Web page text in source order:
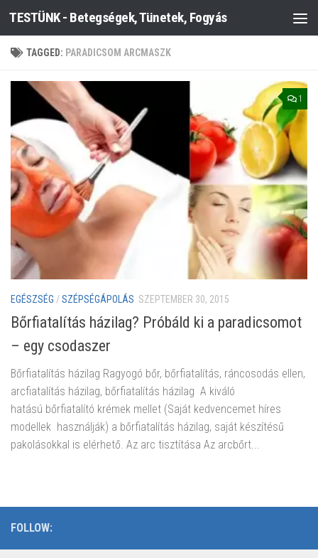
Skip to content
TESTÜNK - Betegségek, Tünetek, Fogyás
TAGGED: PARADICSOM ARCMASZK
1
EGÉSZSÉG /SZÉPSÉGÁPOLÁS SZEPTEMBER 30, 2015
Bőrfiatalítás házilag? Próbáld ki a paradicsomot
– egy csodaszer
Bőrfiatalítás házilag Ragyogó bőr, bőrfiatalítás, ráncosodás ellen,
arcfiatalítás házilag, bőrfiatalítás házilag A kiváló
hatású bőrfiatalító krémek mellet (Saját kedvencemet híres
modellek használják) a bőrfiatalítás házilag, saját készítésű
pakolásokkal is elérhető. Az arc tisztítása Az arcbőrt...
FOLLOW: